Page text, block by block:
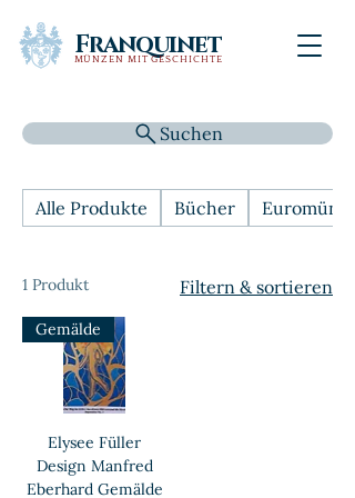
Franquinet
MÜNZEN MIT GESCHICHTE
Suchen
Alle Produkte Bücher
1 Produkt Filtern & sortieren
Gemälde
Elysee Füller
Design Manfred
Eberhard Gemälde